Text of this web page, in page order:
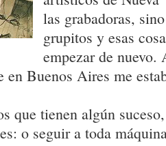
las grabadoras,
grupitos y esas
empezar de nuevo.
en Buenos Aires me
que tienen algún
o seguir a toda